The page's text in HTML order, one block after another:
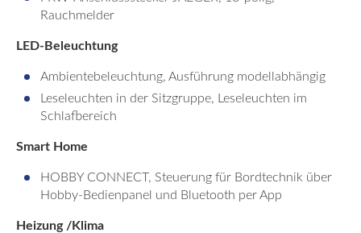
Rauchmelder
LED-Beleuchtung
Ambientebeleuchtung, Ausführung modellabhängig
Leseleuchten in der Sitzgruppe, Leseleuchten im
Schlafbereich
Smart Home
HOBBY CONNECT, Steuerung für Bordtechnik über
Hobby-Bedienpanel und Bluetooth per App
Heizung /Klima